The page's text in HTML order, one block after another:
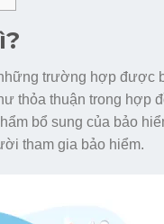
trường hợp được
thỏa thuận trong hợp
bổ sung của bảo
tham gia bảo hiểm.